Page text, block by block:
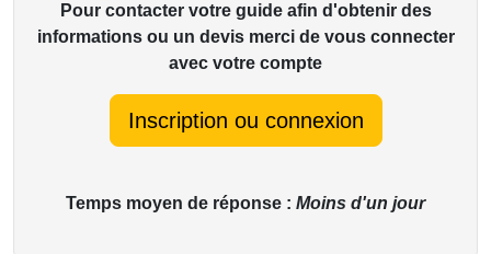
Pour contacter votre guide afin d'obtenir des
informations ou un devis merci de vous connecter
avec votre compte
Inscription ou connexion
Temps moyen de réponse : Moins d'un jour